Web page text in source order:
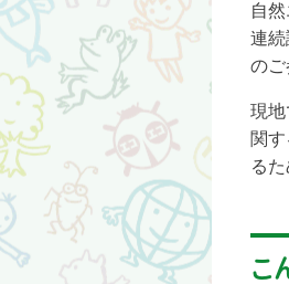
自
連
のご
現
関
る
こ